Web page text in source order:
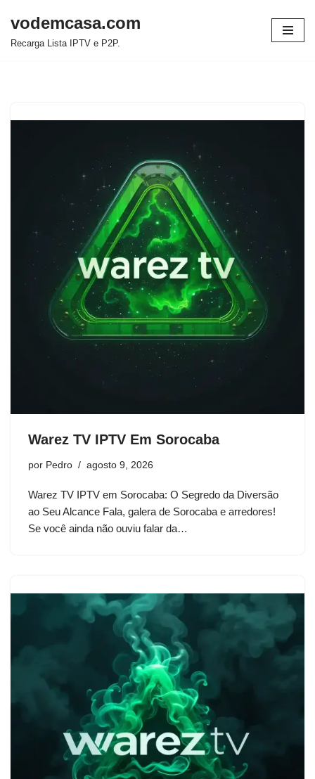
Pular
vodemcasa.com
Recarga Lista IPTV e P2P.
Warez TV IPTV Em Sorocaba
por Pedro agosto 9, 2026
Warez TV IPTV em Sorocaba: O Segredo da Diversão
ao Seu Alcance Fala, galera de Sorocaba e arredores!
Se você ainda não ouviu falar da…